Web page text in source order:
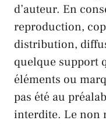
d’auteur. En
reproduction,
distribution,
quelque support
éléments ou
pas été au
interdite. Le non